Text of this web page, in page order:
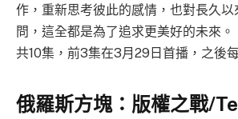
作，重新思考彼此的感情，也對長久以
問，這全都是為了追求更美好的未來
共10集，前3集在3月29日首播，之後
俄羅斯方塊：版權之戰/